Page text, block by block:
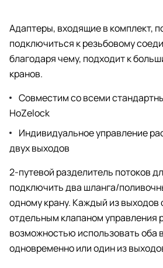
Адаптеры, входящие в комплект,
подключиться к резьбовому
благодаря чему, подходит к
кранов.
Совместим со всеми
HoZelock
Индивидуальное управление
двух выходов
2-путевой разделитель потоков
подключить два шланга/
одному крану. Каждый из выходов
отдельным клапаном управления
возможностью использовать оба
одновременно или один из